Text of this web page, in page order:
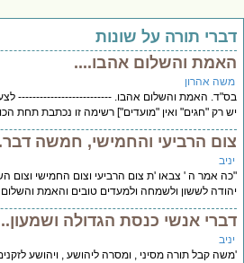
תורה על שונות
והשלום אהבו....
אהרון
האמת והשלום אהבו. --------------------------
רק "חגים" ואין "מועדים"] רשימה זו נכתבת תחת
הרביעי והחמישי, חמשה דבר..
אמר ה ' צבאו 'ת צום הרביעי וצום החמישי וצום
לששון ולשמחה ולמעדים טובים והאמת והשלום
אנשי כנסת הגדולה ושמעון..
קבל תורה מסיני , ומסרה ליהושע , ויהושע לזקנים ,